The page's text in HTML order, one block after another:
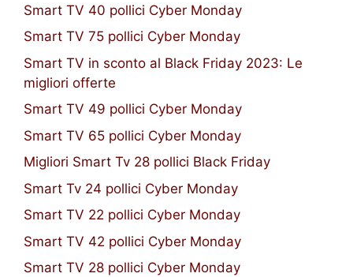
Smart TV 40 pollici Cyber Monday
Smart TV 75 pollici Cyber Monday
Smart TV in sconto al Black Friday 2023: Le
migliori offerte
Smart TV 49 pollici Cyber Monday
Smart TV 65 pollici Cyber Monday
Migliori Smart Tv 28 pollici Black Friday
Smart Tv 24 pollici Cyber Monday
Smart TV 22 pollici Cyber Monday
Smart TV 42 pollici Cyber Monday
Smart TV 28 pollici Cyber Monday